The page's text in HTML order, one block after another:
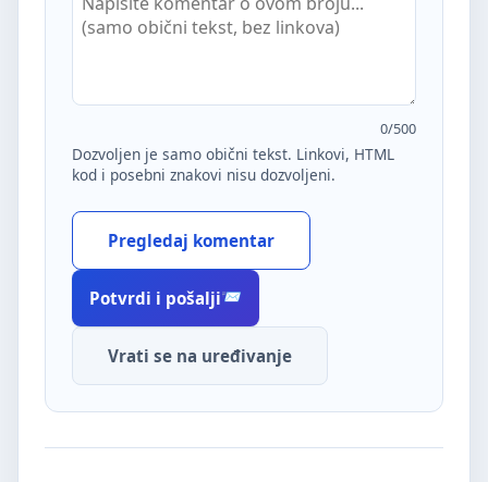
0/500
Dozvoljen je samo obični tekst. Linkovi, HTML
kod i posebni znakovi nisu dozvoljeni.
Pregledaj komentar
Potvrdi i pošalji
Vrati se na uređivanje